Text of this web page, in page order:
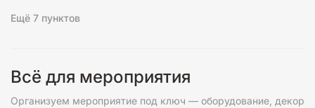
Ещё 7 пунктов
Всё для мероприятия
Организуем мероприятие под ключ — оборудование, декор